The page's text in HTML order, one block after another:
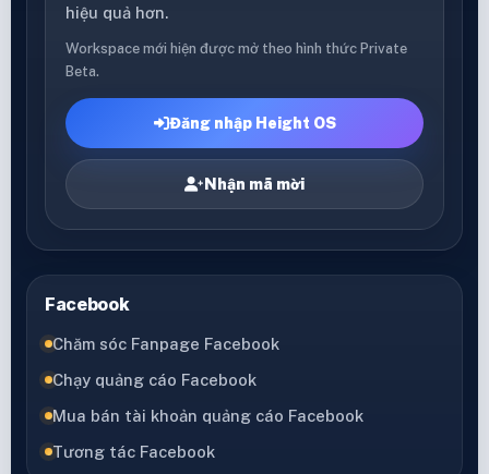
hiệu quả hơn.
Workspace mới hiện được mở theo hình thức Private
Beta.
Đăng nhập Height OS
Nhận mã mời
Facebook
Chăm sóc Fanpage Facebook
Chạy quảng cáo Facebook
Mua bán tài khoản quảng cáo Facebook
Tương tác Facebook